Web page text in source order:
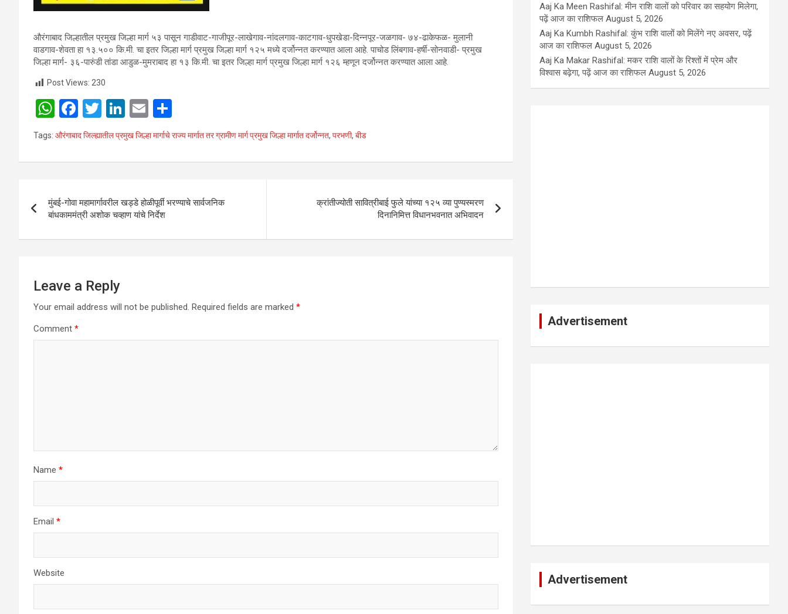
औरंगाबाद जिल्हातील प्रमुख जिल्हा मार्ग ५३ पासून गाडीवाट-गाजीपूर-लाखेगाव-नांदलगाव-काटगाव-धुपखेडा-दिन्नपूर-जळगाव- ७४-ढाकेफळ- मुलानी
वाडगाव-शेवता हा १३.५०० कि.मी. चा इतर जिल्हा मार्ग प्रमुख जिल्हा मार्ग १२५ मध्ये दर्जोन्नत करण्यात आला आहे. पाचोड लिंबगाव-हर्षी-सोनवाडी- प्रमुख
जिल्हा मार्ग- ३६-पारुंडी तांडा आडुळ-मुमराबाद हा १३ कि.मी. चा इतर जिल्हा मार्ग प्रमुख जिल्हा मार्ग १२६ म्हणून दर्जोन्नत करण्यात आला आहे.
Post Views: 230
W
h
at
s
p
p
F
a
ce
b
o
k
T
wi
tt
er
Li
ke
dI
E
m
ail ar
e
Tags: औरंगाबाद जिल्ह्यातील प्रमुख जिल्हा मार्गाचे राज्य मार्गात तर ग्रामीण मार्ग प्रमुख जिल्हा मार्गात दर्जोन्नत, परभणी, बीड
navigation
मुंबई-गोवा महामार्गावरील खड्डे होळीपूर्वी भरण्याचे सार्वजनिक
बांधकाममंत्री अशोक चव्हाण यांचे निर्देश
क्रांतीज्योती सावित्रीबाई फुले यांच्या १२५ व्या पुण्यस्मरण
दिनानिमित्त विधानभवनात अभिवादन
Leave a Reply
Your email address will not be published. Required fields are marked *
Comment *
Name *
Email *
Website
Aaj Ka Meen Rashifal: मीन राशि वालों को परिवार का सहयोग मिलेगा,
पढ़ें आज का राशिफल August 5, 2026
Aaj Ka Kumbh Rashifal: कुंभ राशि वालों को मिलेंगे नए अवसर, पढ़ें
आज का राशिफल August 5, 2026
Aaj Ka Makar Rashifal: मकर राशि वालों के रिश्तों में प्रेम और
विश्वास बढ़ेगा, पढ़ें आज का राशिफल August 5, 2026
Advertisement
Advertisement